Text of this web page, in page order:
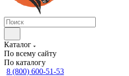
Каталог
По всему сайту
По каталогу
8 (800) 600-51-53